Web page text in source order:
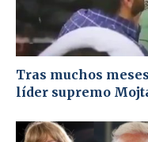
Tras muchos
líder supremo